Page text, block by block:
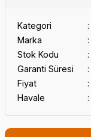
Kategori
Marka
Stok Kodu
Garanti Süresi
Fiyat
Havale